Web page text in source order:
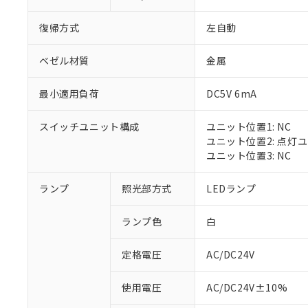
復帰方式 左自動
ベゼル材質 金属
最小適用負荷 DC5V 6mA
スイッチユニット構成
ユニット位置1: NC
ユニット位置2: 点灯
ユニット位置3: NC
ランプ 照光部方式 LEDランプ
ランプ色 白
定格電圧 AC/DC24V
使用電圧 AC/DC24V±10%
ご利用条件
※1 対応状況
調査・確認中：
非該当品：ライセ
仕入先様の事情に
があります。
※1 中国